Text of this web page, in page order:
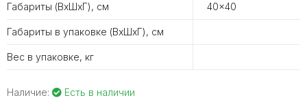
Габариты (ВхШхГ), см 40x40
Габариты в упаковке (ВхШхГ), см
Вес в упаковке, кг
Наличие: Есть в наличии